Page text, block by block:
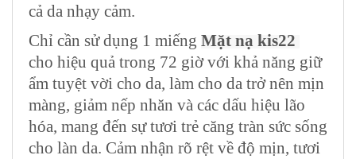
cả da nhạy cảm.
Chỉ cần sử dụng 1 miếng Mặt nạ kis22
cho hiệu quả trong 72 giờ với khả năng giữ
ẩm tuyệt vời cho da, làm cho da trở nên mịn
màng, giảm nếp nhăn và các dấu hiệu lão
hóa, mang đến sự tươi trẻ căng tràn sức sống
cho làn da. Cảm nhận rõ rệt về độ mịn, tươi